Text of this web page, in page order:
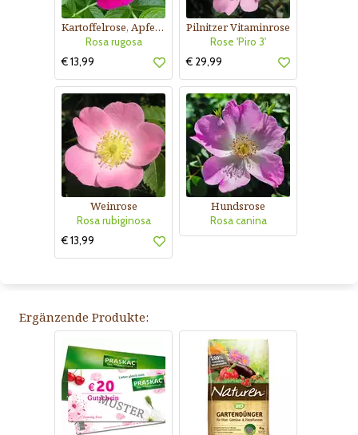
Kartoffelrose, Apfelrose
Rosa rugosa
€ 13,99
Pilnitzer Vitaminrose
Rose 'Piro 3'
€ 29,99
Weinrose
Rosa rubiginosa
€ 13,99
Hundsrose
Rosa canina
Ergänzende Produkte: